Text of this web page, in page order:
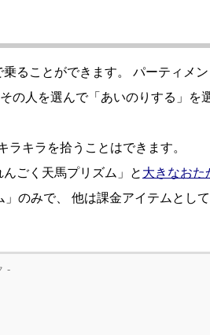
ることができます。 パーティメン
の人を選んで「あいのりする」を
ラキラを拾うことはできます。
ごく天馬プリズム」と 大きなおた
のみで、 他は課金アイテムとして
-